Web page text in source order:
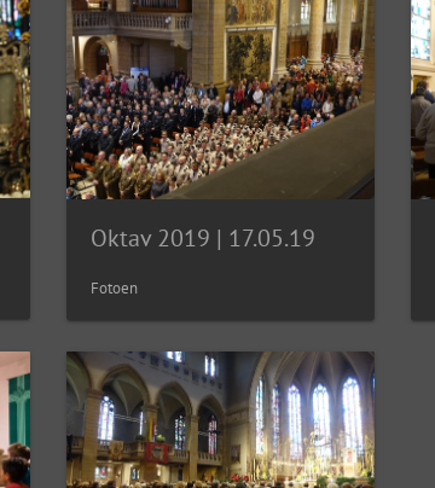
Oktav 2019 | 17.05.19
Fotoen